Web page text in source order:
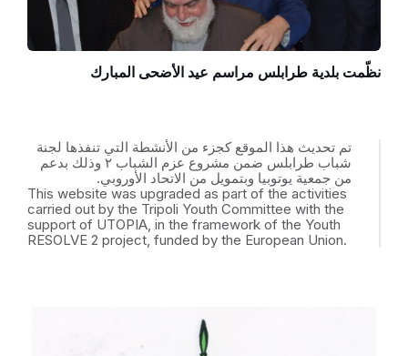
نظّمت بلدية طرابلس مراسم عيد الأضحى المبارك
تم تحديث هذا الموقع كجزء من الأنشطة التي تنفذها لجنة
شباب طرابلس ضمن مشروع عزم الشباب ٢ وذلك بدعم
من جمعية يوتوبيا وبتمويل من الاتحاد الأوروبي.
This website was upgraded as part of the activities
carried out by the Tripoli Youth Committee with the
support of UTOPIA, in the framework of the Youth
RESOLVE 2 project, funded by the European Union.